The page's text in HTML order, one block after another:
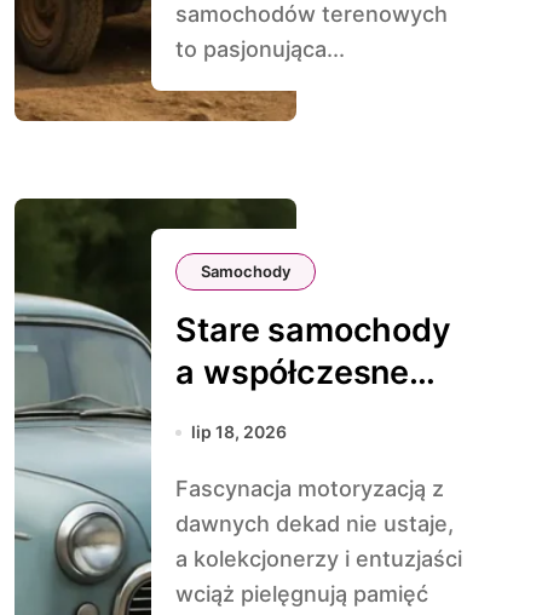
samochodów terenowych
to pasjonująca...
Samochody
Stare samochody
a współczesne
przepisy drogowe
lip 18, 2026
Fascynacja motoryzacją z
dawnych dekad nie ustaje,
a kolekcjonerzy i entuzjaści
wciąż pielęgnują pamięć